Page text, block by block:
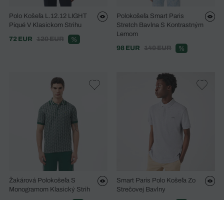
Polo Košeľa L.12.12 LIGHT
Piqué V Klasickom Strihu
72 EUR
120 EUR %
Polokošeľa Smart Paris
Stretch Bavlna S Kontrastným
Lemom
98 EUR
140 EUR %
Žakárová Polokošeľa S
Monogramom Klasický Strih
Smart Paris Polo Košeľa Zo
Strečovej Bavlny